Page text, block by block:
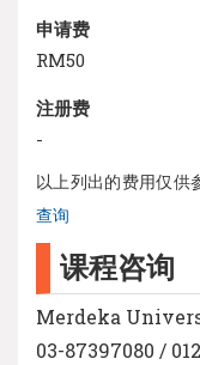
申请费
RM50
注册费
-
以上列出的费用仅供
查询
课程咨询
Merdeka
03-87397080 /